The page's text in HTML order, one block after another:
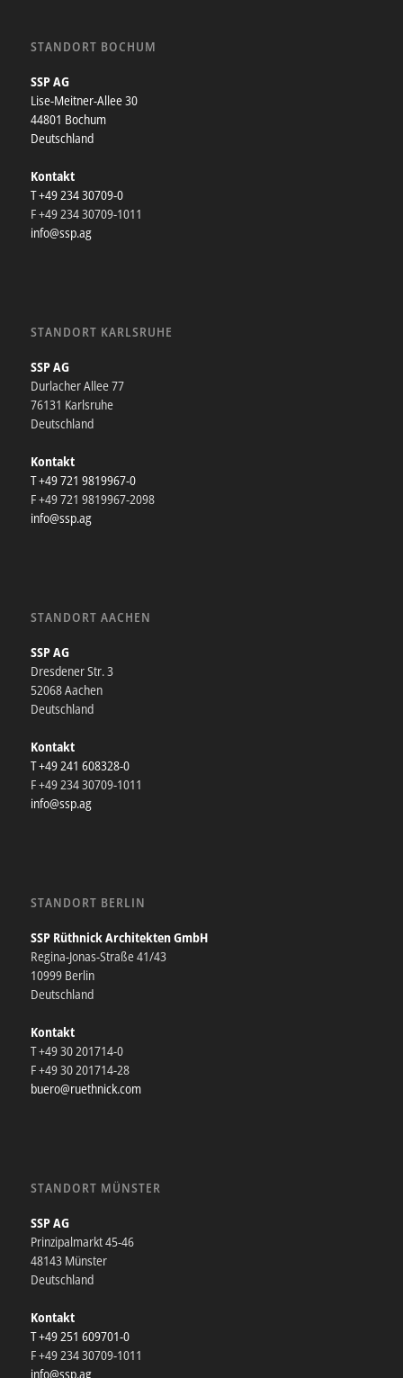
STANDORT BOCHUM
SSP AG
Lise-Meitner-Allee 30
44801 Bochum
Deutschland
Kontakt
T +49 234 30709-0
F +49 234 30709-1011
info@ssp.ag
STANDORT KARLSRUHE
SSP AG
Durlacher Allee 77
76131 Karlsruhe
Deutschland
Kontakt
T +49 721 9819967-0
F +49 721 9819967-2098
info@ssp.ag
STANDORT AACHEN
SSP AG
Dresdener Str. 3
52068 Aachen
Deutschland
Kontakt
T +49 241 608328-0
F +49 234 30709-1011
info@ssp.ag
STANDORT BERLIN
SSP Rüthnick Architekten GmbH
Regina-Jonas-Straße 41/43
10999 Berlin
Deutschland
Kontakt
T +49 30 201714-0
F +49 30 201714-28
buero@ruethnick.com
STANDORT MÜNSTER
SSP AG
Prinzipalmarkt 45-46
48143 Münster
Deutschland
Kontakt
T +49 251 609701-0
F +49 234 30709-1011
info@ssp.ag